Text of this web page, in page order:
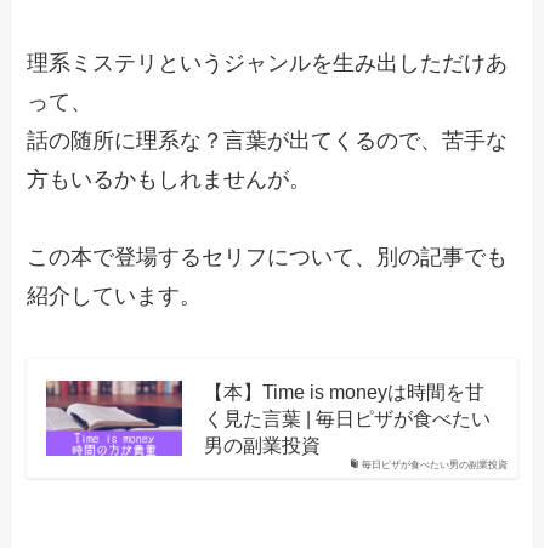
理系ミステリというジャンルを生み出しただけあ
って、
話の随所に理系な？言葉が出てくるので、苦手な
方もいるかもしれませんが。
この本で登場するセリフについて、別の記事でも
紹介しています。
毎日ピザが食べたい男の副業投資
【本】Time is moneyは時間を甘
く見た言葉 | 毎日ピザが食べたい
男の副業投資